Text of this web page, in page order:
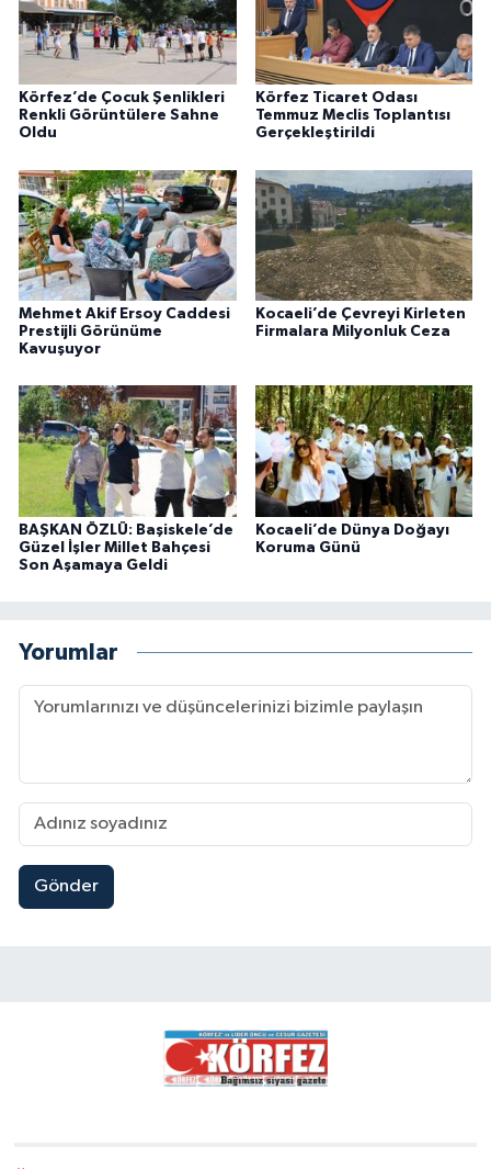
Körfez’de Çocuk Şenlikleri
Renkli Görüntülere Sahne
Oldu
Körfez Ticaret Odası
Temmuz Meclis Toplantısı
Gerçekleştirildi
Mehmet Akif Ersoy Caddesi
Prestijli Görünüme
Kavuşuyor
Kocaeli’de Çevreyi Kirleten
Firmalara Milyonluk Ceza
BAŞKAN ÖZLÜ: Başiskele’de
Güzel İşler Millet Bahçesi
Son Aşamaya Geldi
Kocaeli’de Dünya Doğayı
Koruma Günü
Yorumlar
Gönder